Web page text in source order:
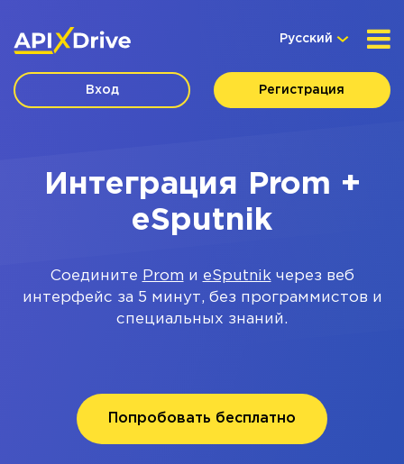
Русский
Вход Регистрация
Интеграция Prom +
eSputnik
Соедините Prom и eSputnikчерез веб
интерфейс за 5 минут, без программистов и
специальных знаний.
Попробовать бесплатно